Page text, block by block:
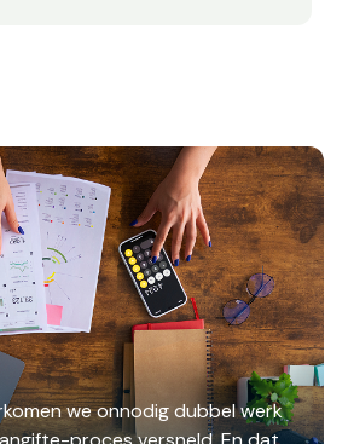
we onnodig dubbel werk